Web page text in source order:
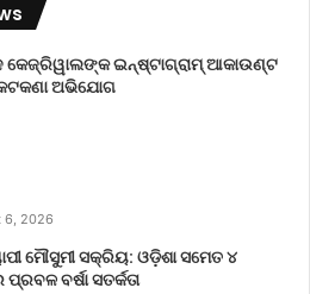
ଇନ୍‌ଷ୍ଟାଗ୍ରାମ୍ ଆକାଉଣ୍ଟ
ଅଭିଯୋଗ
6, 2026
ମୌସୁମୀ ସକ୍ରିୟ: ଓଡ଼ିଶା ସମେତ ୪
ବର୍ଷା ସତର୍କତା